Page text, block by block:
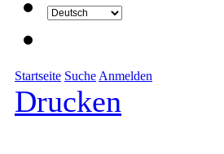
Startseite Suche Anmelden
Drucken